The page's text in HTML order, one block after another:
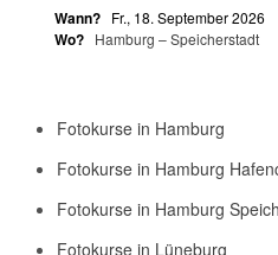
Wann? Fr., 18. September 2026
Wo? Hamburg – Speicherstadt
Fotokurse in Hamburg
Fotokurse in Hamburg
Fotokurse in Hamburg
Fotokurse in Lüneburg